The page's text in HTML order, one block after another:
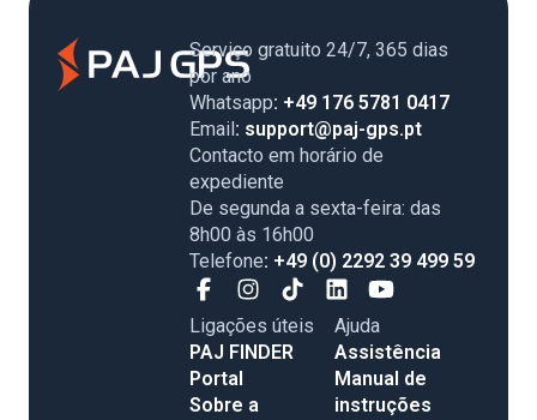
Serviço gratuito 24/7, 365 dias
por ano
Whatsapp: +49 176 5781 0417
Email : support@paj-gps.pt
Contacto em horário de
expediente
De segunda a sexta-feira: das
8h00 às 16h00
Telefone: +49 (0) 2292 39 499 59
Ligações úteis
PAJ FINDER
Portal
Sobre a
Ajuda
Assistência
Manual de
instruções